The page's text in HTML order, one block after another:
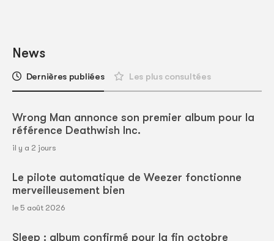
News
Dernières publiées Les plus consultées
Wrong Man annonce son premier album pour la
référence Deathwish Inc.
il y a 2 jours
Le pilote automatique de Weezer fonctionne
merveilleusement bien
le 5 août 2026
Sleep : album confirmé pour la fin octobre